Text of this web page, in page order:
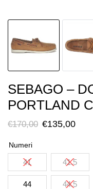
SEBAGO –
PORTLAND
€170,00 Il
originale
€170,00.
€135,00Il
è:
Numeri
41 41.5
44 44.5